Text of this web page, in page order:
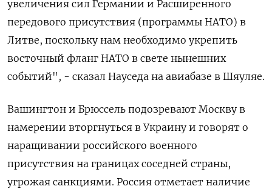
увеличения сил Германии и Расширенного
передового присутствия (программы НАТО) в
Литве, поскольку нам необходимо укрепить
восточный фланг НАТО в свете нынешних
событий", - сказал Науседа на авиабазе в Шяуляе.
Вашингтон и Брюссель подозревают Москву в
намерении вторгнуться в Украину и говорят о
наращивании российского военного
присутствия на границах соседней страны,
угрожая санкциями. Россия отметает наличие